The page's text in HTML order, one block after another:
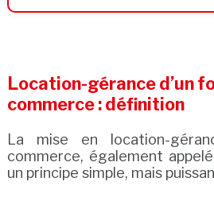
Location-gérance d’un
commerce : définition
La mise en location-
commerce, également
un principe simple, mais